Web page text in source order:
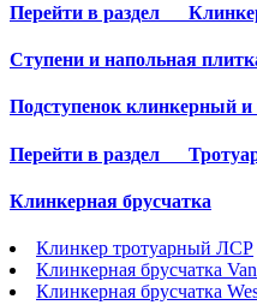
Перейти в раздел
Cтупени и напольная
Подступенок клинкерный
Перейти в раздел
Клинкерная брусчатка
Клинкер тротуарный ЛСР
Клинкерная брусчатка
Клинкерная брусчатка